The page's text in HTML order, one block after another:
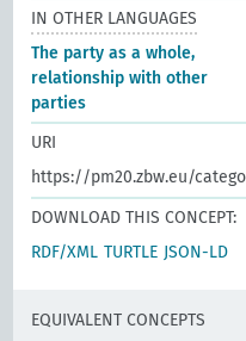
IN OTHER LANGUAGES
The party as a whole,
relationship with other
parties
URI
https://pm20.zbw.eu/
DOWNLOAD THIS CONCEPT:
RDF/XML TURTLE JSON-LD
EQUIVALENT CONCEPTS